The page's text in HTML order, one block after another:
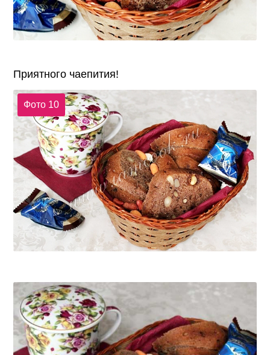
Приятного чаепития!
Фото 10